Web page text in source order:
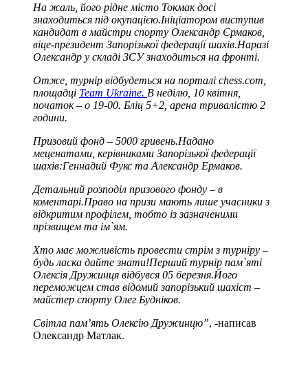
На жаль, його рідне місто Токмак досі
знаходиться під окупацією.Ініціатором виступив
кандидат в майстри спорту Олександр Єрмаков,
віце-президент Запорізької федерації шахів.Наразі
Олександр у складі ЗСУ знаходиться на фронті.
Отже, турнір відбудеться на порталі chess.com,
площадці Team Ukraine. В неділю, 10 квітня,
початок – о 19-00. Бліц 5+2, арена тривалістю 2
години.
Призовий фонд – 5000 гривень.Надано
меценатами, керівниками Запорізької федерації
шахів:Геннадий Фукс та Александр Ермаков.
Детальний розподіл призового фонду – в
коментарі.Право на призи мають лише учасники з
відкритим профілем, тобто із зазначеними
прізвищем та ім`ям.
Хто має можливість провести стрім з турніру –
будь ласка дайте знати!Перший турнір пам`яті
Олексія Дружинця відбувся 05 березня.Його
переможцем став відомий запорізький шахіст –
майстер спорту Олег Будніков.
Світла пам’ять Олексію Дружинцю”, -написав
Олександр Матлак.